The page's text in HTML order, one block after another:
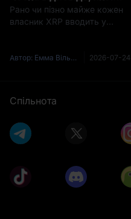
вам ніхто не дає
Рано чи пізно майже кожен
власник XRP вводить у
проблема цього запитання
гарантован
Автор: Емма Вільямс (Emma Williams) 2026-07-24
Спільнота